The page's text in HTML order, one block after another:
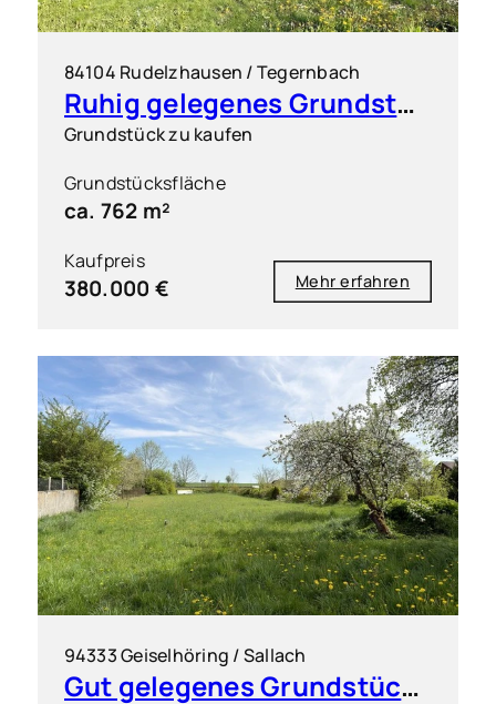
84104 Rudelzhausen / Tegernbach
Ruhig gelegenes Grundstück für einen Dreispänner
Grundstück zu kaufen
Grundstücksfläche
ca. 762 m²
Kaufpreis
380.000 € Mehr erfahren
94333 Geiselhöring / Sallach
Gut gelegenes Grundstück für flexible Bebauung